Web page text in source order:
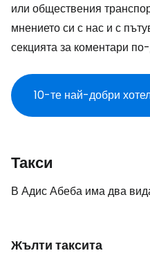
или обществения
мнението си с нас и с
секцията за коментари
10-те най-добри
Такси
В Адис Абеба има два
Жълти таксита